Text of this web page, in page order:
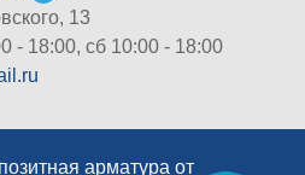
13
- 18:00, сб 10:00 - 18:00
арматура от